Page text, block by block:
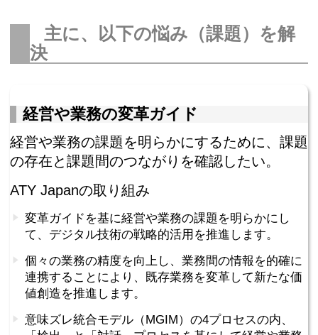
主に、以下の悩み（課題）を解
決
経営や業務の変革ガイド
経営や業務の課題を明らかにするために、課題
の存在と課題間のつながりを確認したい。
ATY Japanの取り組み
変革ガイドを基に経営や業務の課題を明らかにし
て、デジタル技術の戦略的活用を推進します。
個々の業務の精度を向上し、業務間の情報を的確に
連携することにより、既存業務を変革して新たな価
値創造を推進します。
意味ズレ統合モデル（MGIM）の4プロセスの内、